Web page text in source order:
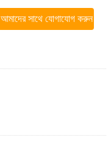
আমাদের সাথে যোগাযোগ করুন